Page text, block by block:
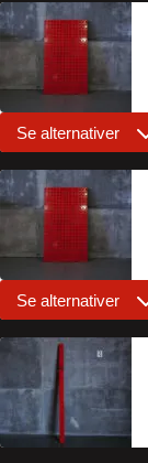
Se alternativer
Se alternativer